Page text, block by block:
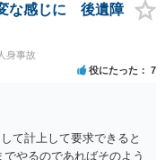
な感じに 後遺障
身事故
役にたった 7
て計上して要求できると
やるのであればそのよう